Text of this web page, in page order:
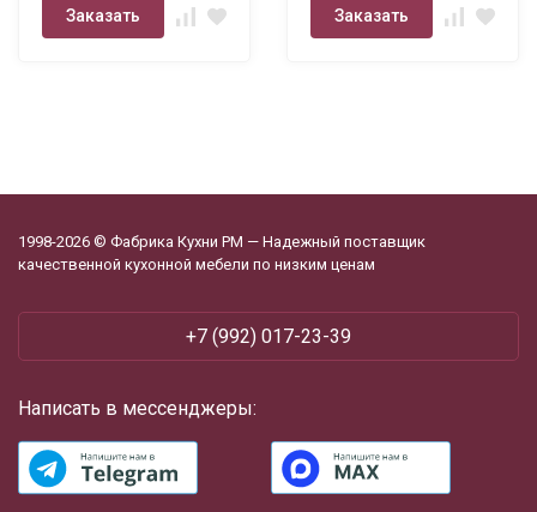
Заказать Заказать
1998-2026 © Фабрика Кухни РМ — Надежный поставщик
качественной кухонной мебели по низким ценам
+7 (992) 017-23-39
Написать в мессенджеры: